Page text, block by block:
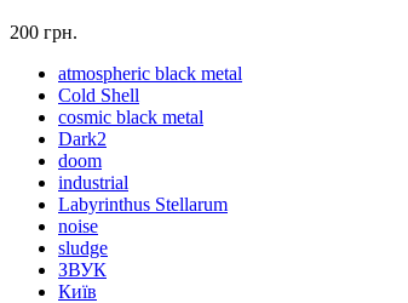
200 грн.
atmospheric black metal
Cold Shell
cosmic black metal
Dark2
doom
industrial
Labyrinthus Stellarum
noise
sludge
ЗВУК
Київ